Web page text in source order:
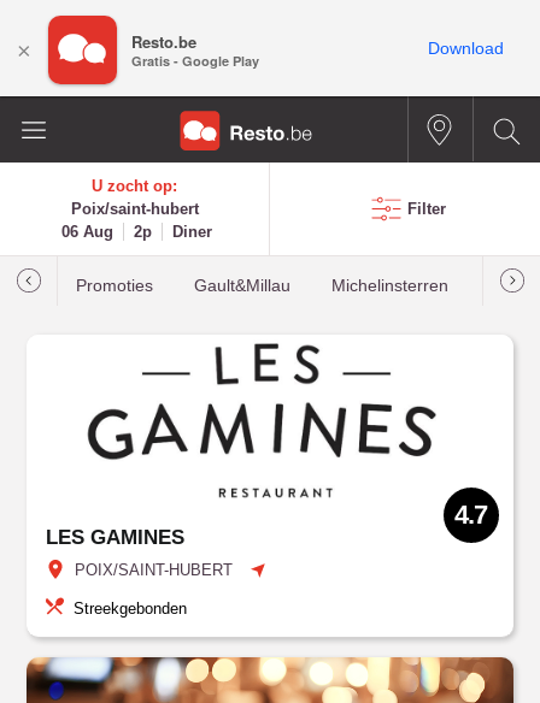
U zocht op:
Poix/saint-hubert
06 Aug
2p Diner
Filter
Promoties Gault&Millau Michelinsterren
LES GAMINES
POIX/SAINT-HUBERT
4.7
Streekgebonden
× Resto.be
Gratis - Google Play
Download